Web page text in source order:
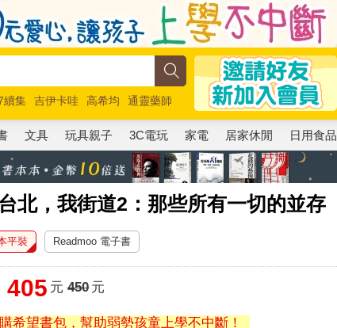
續集 吉伊卡哇 高希均
通靈藥師
員5 超慢跑
文具 玩具親子 3C電玩 家電 居家休閒 日用食品
北，我街道2：那些所有一切的並存
平裝 Readmoo 電子書
405 元 450元
希望書包，幫助弱勢孩童上學不中斷！